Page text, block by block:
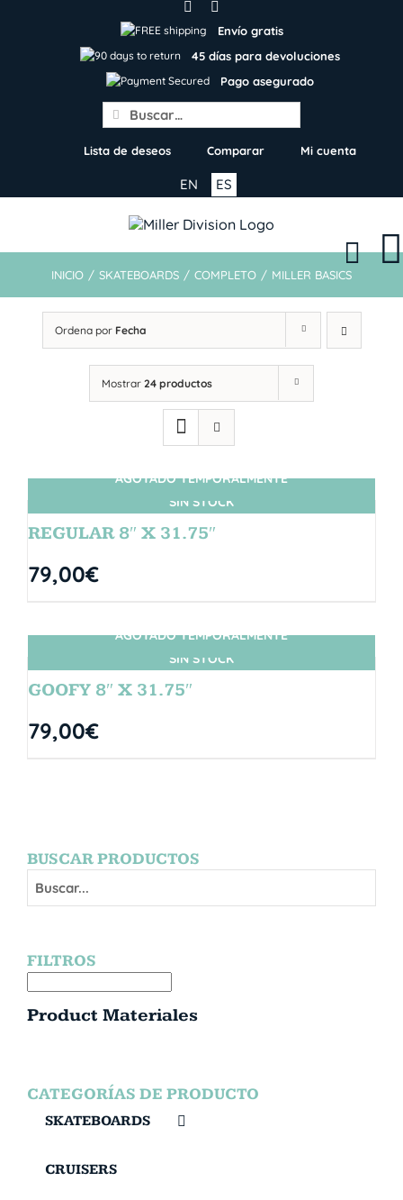
Envío gratis
45 días para devoluciones
Pago asegurado
Search
for:
Lista de deseos Comparar Mi cuenta
ES
EN
INICIO / SKATEBOARDS / COMPLETO / MILLER BASICS
Ordena por Fecha
Mostrar 24 productos
SIN STOCK
AGOTADO TEMPORALMENTE
REGULAR 8″ X 31.75″
79,00€
SIN STOCK
AGOTADO TEMPORALMENTE
GOOFY 8″ X 31.75″
79,00€
BUSCAR PRODUCTOS
FILTROS
Product Materiales
CATEGORÍAS DE PRODUCTO
SKATEBOARDS
CRUISERS